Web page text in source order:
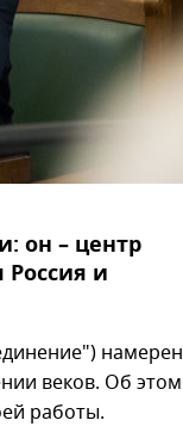
он – центр
Россия и
намерен
веков. Об этом
работы.